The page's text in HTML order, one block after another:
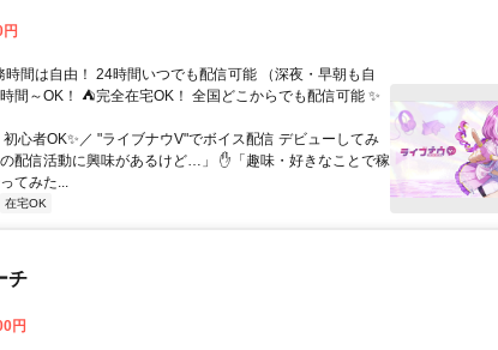
間は自由！ 24時間いつでも配信可能 （深夜・早朝も自
間～OK！ ⛺完全在宅OK！ 全国どこからでも配信可能 ✨
心者OK✨／ "ライブナウV"でボイス配信 デビューしてみ
配信活動に興味があるけど…」 ✋「趣味・好きなことで稼
てみた...
在宅OK
チ
円